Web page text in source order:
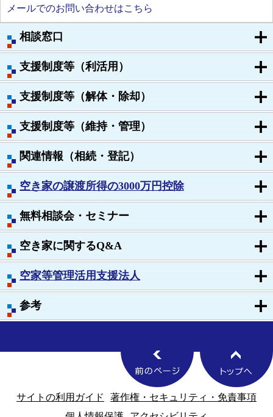
相談窓口
支援制度等（利活用）
支援制度等（解体・除却）
支援制度等（維持・管理）
関連情報（相続・登記）
空き家の譲渡所得の3000万円控除
無料相談会・セミナー
空き家に関するQ&A
空家等管理活用支援法人
参考
メールでのお問い合わせはこちら
サイトの利用ガイド
著作権・セキュリティ・免責事項